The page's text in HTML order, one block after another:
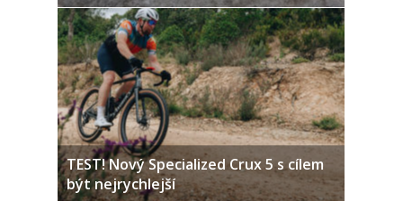
TEST! Nový Specialized Crux 5 s cílem
být nejrychlejší